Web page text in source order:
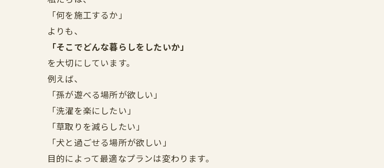
「何を施工するか」
よりも、
「そこでどんな暮らしをしたいか」
を大切にしています。
例えば、
「孫が遊べる場所が欲しい」
「洗濯を楽にしたい」
「草取りを減らしたい」
「犬と過ごせる場所が欲しい」
目的によって最適なプランは変わります。